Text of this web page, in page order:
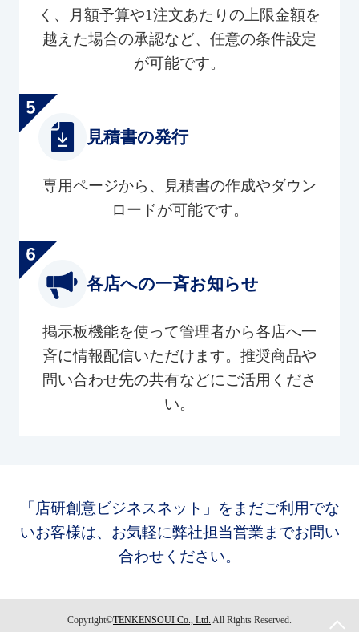
く、月額予算や1注文あたりの上限金額を
越えた場合の承認など、任意の条件設定
が可能です。
見積書の発行
専用ページから、見積書の作成やダウン
ロードが可能です。
各店への一斉お知らせ
掲示板機能を使って管理者から各店へ一
斉に情報配信いただけます。推奨商品や
問い合わせ先の共有などにご活用くださ
い。
「店研創意ビジネスネット」をまだご利用でな
いお客様は、お気軽に弊社担当営業までお問い
合わせください。
Copyright©TENKENSOUI Co., Ltd. All Rights Reserved.